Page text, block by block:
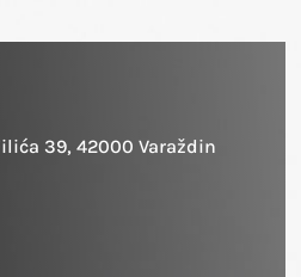
39, 42000 Varaždin